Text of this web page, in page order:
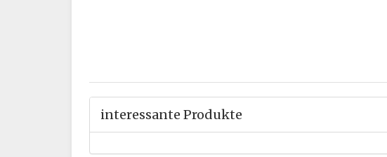
interessante Produkte